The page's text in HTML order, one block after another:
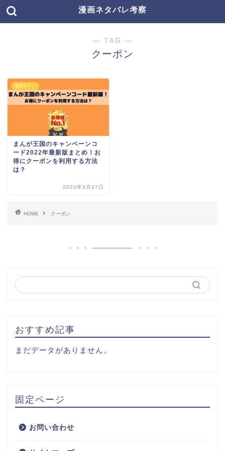
漫画ネタバレ考察
― TAG ―
クーポン
漫画サイト
まんが王国のキャンペーンコ
ード2022年最新版まとめ！お
得にクーポンを利用する方法
は？
2022年3月27日
HOME クーポン
おすすめ記事
まだデータがありません。
固定ページ
お問い合わせ